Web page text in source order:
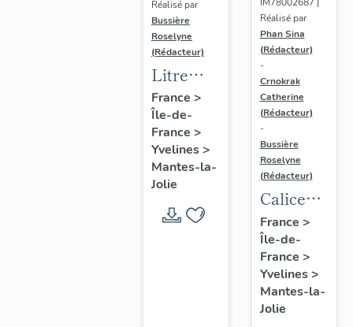
Réalisé par
Bussière
Roselyne
(Rédacteur)
Litre
funéraire
du
prince
de Conti
France >
Île-de-
France >
Yvelines>
Mantes-la-
Jolie
Réalisé par
Phan Sina
(Rédacteur)
-
Crnokrak
Catherine
(Rédacteur)
-
Bussière
Roselyne
(Rédacteur)
Calice
n°2 et sa
patène
France >
Île-de-
France >
Yvelines>
Mantes-la-
Jolie